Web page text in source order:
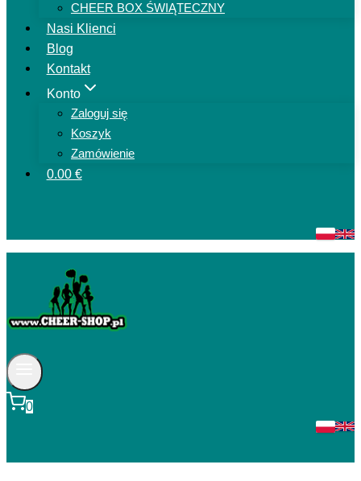
CHEER BOX ŚWIĄTECZNY
Nasi Klienci
Blog
Kontakt
Konto
Zaloguj się
Koszyk
Zamówienie
0.00 €
0